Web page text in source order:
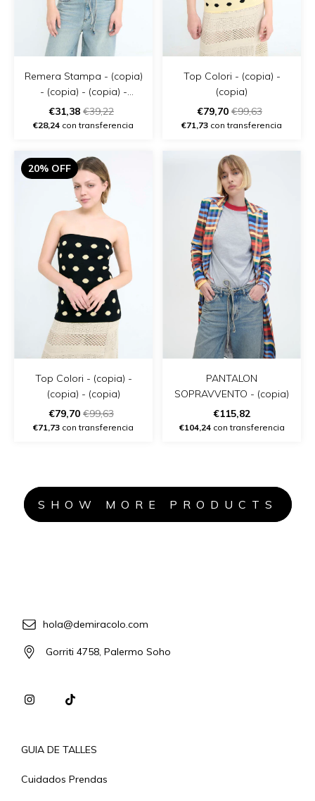
Remera Stampa - (copia)
- (copia) - (copia) -
(copia)
€31,38 €39,22
€28,24 con transferencia
Top Colori - (copia) -
(copia)
€79,70 €99,63
€71,73 con transferencia
20% OFF
Top Colori - (copia) -
(copia) - (copia)
€79,70 €99,63
€71,73 con transferencia
PANTALON
SOPRAVVENTO - (copia)
€115,82
€104,24con transferencia
SHOW MORE PRODUCTS
hola@demiracolo.com
Gorriti 4758, Palermo Soho
GUIA DE TALLES
Cuidados Prendas